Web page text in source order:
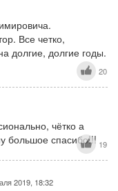
Все четко,
долгие, долгие годы.
20
чётко а
большое спасибо!!! 19
2019, 18:32